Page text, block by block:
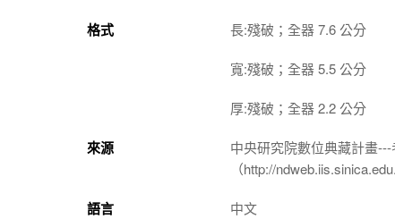
格式 長:殘破；全器 7.6 公分
寬:殘破；全器 5.5 公分
厚:殘破；全器 2.2 公分
來源
中央研究院數位典藏計畫
（http://
語言 中文